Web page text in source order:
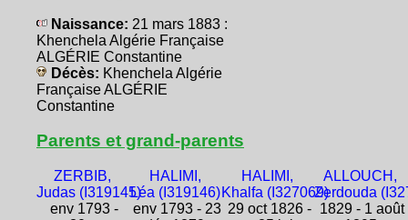
Naissance: 21 mars 1883 :
Khenchela Algérie Française
ALGÉRIE Constantine
Décès: Khenchela Algérie
Française ALGÉRIE
Constantine
Parents et grand-parents
ZERBIB,
Judas (I319145)
env 1793 -
HALIMI,
Léa (I319146)
env 1793 - 23
HALIMI,
Khalfa (I327069)
29 oct 1826 -
ALLOUCH,
Zerdouda
1829 - 1 août